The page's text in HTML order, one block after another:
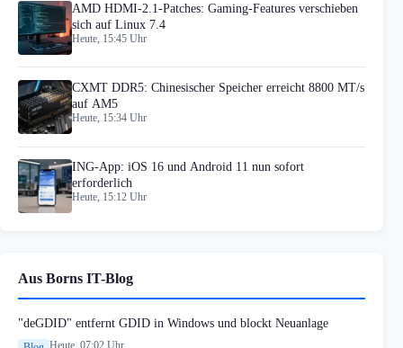
AMD HDMI-2.1-Patches: Gaming-Features verschieben
sich auf Linux 7.4
Heute, 15:45 Uhr
CXMT DDR5: Chinesischer Speicher erreicht 8800 MT/s
auf AM5
Heute, 15:34 Uhr
ING-App: iOS 16 und Android 11 nun sofort
erforderlich
Heute, 15:12 Uhr
Aus Borns IT-Blog
"deGDID" entfernt GDID in Windows und blockt Neuanlage